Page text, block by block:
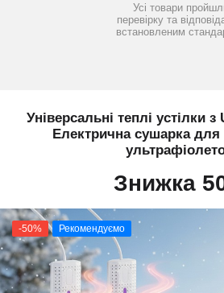
Усі товари
перевірку та
встановленим
Універсальні теплі устілки з
Електрична сушарка для
Знижка
-50% Рекомендуємо